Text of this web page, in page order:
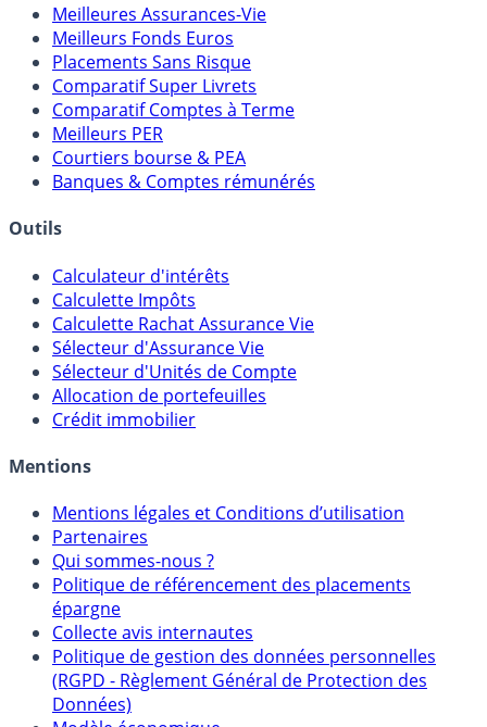
Meilleures Assurances-Vie
Meilleurs Fonds Euros
Placements Sans Risque
Comparatif Super Livrets
Comparatif Comptes à Terme
Meilleurs PER
Courtiers bourse & PEA
Banques & Comptes rémunérés
Outils
Calculateur d'intérêts
Calculette Impôts
Calculette Rachat Assurance Vie
Sélecteur d'Assurance Vie
Sélecteur d'Unités de Compte
Allocation de portefeuilles
Crédit immobilier
Mentions
Mentions légales et Conditions d’utilisation
Partenaires
Qui sommes-nous ?
Politique de référencement des placements
épargne
Collecte avis internautes
Politique de gestion des données personnelles
(RGPD - Règlement Général de Protection des
Données)